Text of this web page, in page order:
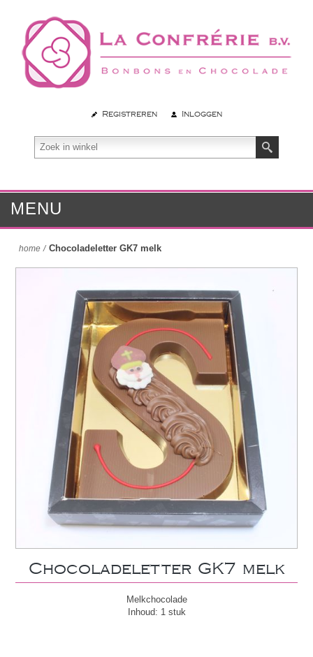
Registreren Inloggen
MENU
home / Chocoladeletter GK7 melk
Chocoladeletter GK7 melk
Melkchocolade
Inhoud: 1 stuk